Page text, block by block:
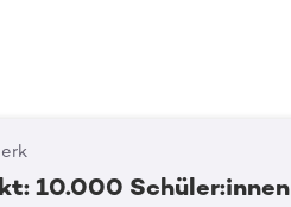
10.000 Schüler:innen